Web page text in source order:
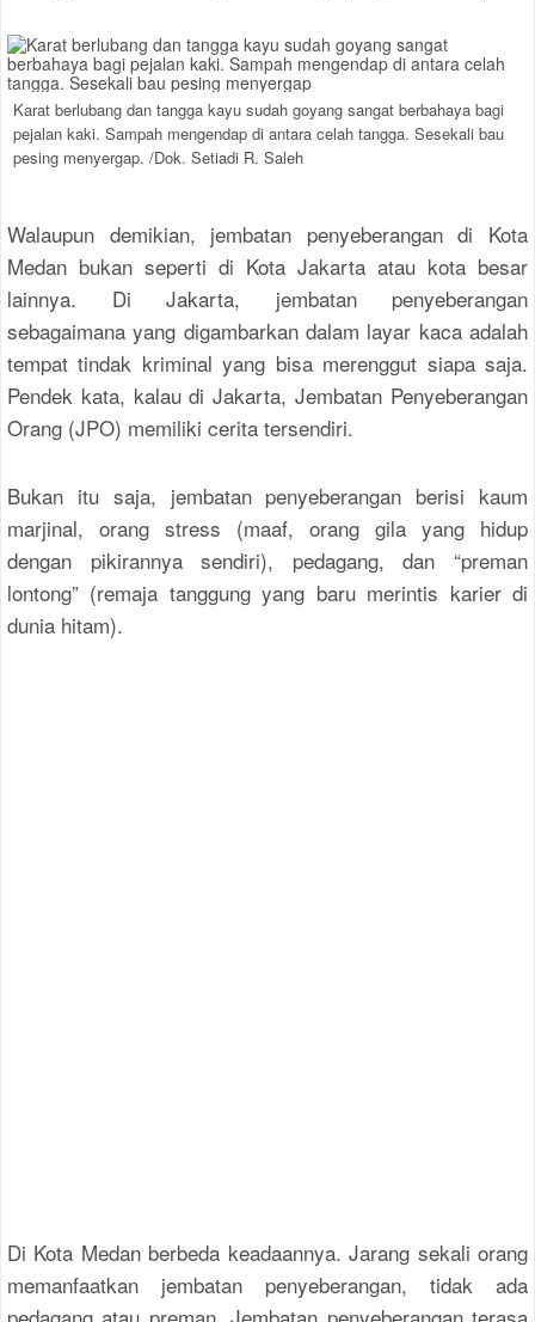
Karat berlubang dan tangga kayu sudah goyang sangat berbahaya bagi
pejalan kaki. Sampah mengendap di antara celah tangga. Sesekali bau
pesing menyergap. /Dok. Setiadi R. Saleh
Walaupun demikian, jembatan penyeberangan di Kota
Medan bukan seperti di Kota Jakarta atau kota besar
lainnya. Di Jakarta, jembatan penyeberangan
sebagaimana yang digambarkan dalam layar kaca adalah
tempat tindak kriminal yang bisa merenggut siapa saja.
Pendek kata, kalau di Jakarta, Jembatan Penyeberangan
Orang (JPO) memiliki cerita tersendiri.
Bukan itu saja, jembatan penyeberangan berisi kaum
marjinal, orang stress (maaf, orang gila yang hidup
dengan pikirannya sendiri), pedagang, dan “preman
lontong” (remaja tanggung yang baru merintis karier di
dunia hitam).
Di Kota Medan berbeda keadaannya. Jarang sekali orang
memanfaatkan jembatan penyeberangan, tidak ada